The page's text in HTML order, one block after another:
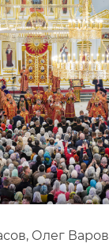
Олег Варов